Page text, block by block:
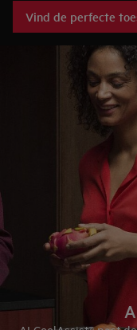
gebruiksgemak, de
PremierLine
met puur, tijdloos
Vind de perfecte